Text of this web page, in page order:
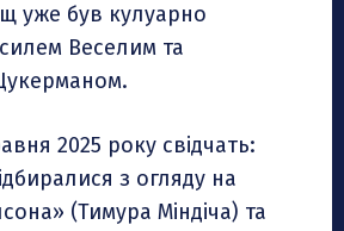
уже був кулуарно
Веселим та
2025 року свідчать:
з огляду на
(Тимура Міндіча) та